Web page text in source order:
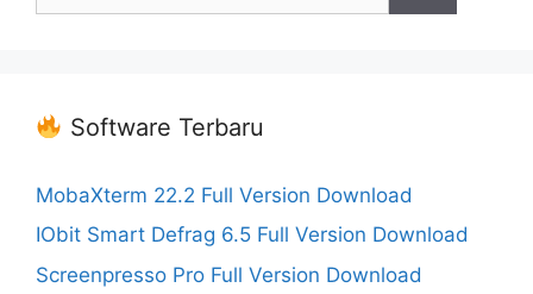
Software Terbaru
MobaXterm 22.2 Full Version Download
IObit Smart Defrag 6.5 Full Version Download
Screenpresso Pro Full Version Download